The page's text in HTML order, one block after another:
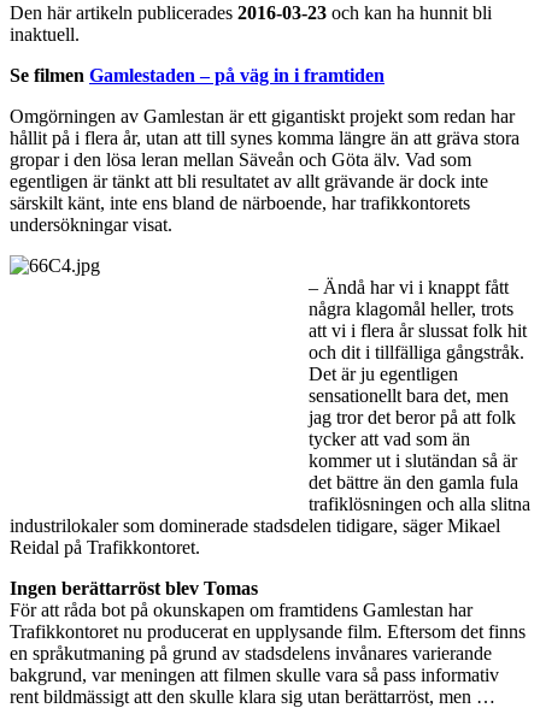
Den här artikeln publicerades 2016-03-23 och kan ha hunnit bli
inaktuell.
Se filmen Gamlestaden – på väg in i framtiden
Omgörningen av Gamlestan är ett gigantiskt projekt som redan har
hållit på i flera år, utan att till synes komma längre än att gräva stora
gropar i den lösa leran mellan Säveån och Göta älv. Vad som
egentligen är tänkt att bli resultatet av allt grävande är dock inte
särskilt känt, inte ens bland de närboende, har trafikkontorets
undersökningar visat.
– Ändå har vi i knappt fått
några klagomål heller, trots
att vi i flera år slussat folk hit
och dit i tillfälliga gångstråk.
Det är ju egentligen
sensationellt bara det, men
jag tror det beror på att folk
tycker att vad som än
kommer ut i slutändan så är
det bättre än den gamla fula
trafiklösningen och alla slitna
industrilokaler som dominerade stadsdelen tidigare, säger Mikael
Reidal på Trafikkontoret.
Ingen berättarröst blev Tomas
För att råda bot på okunskapen om framtidens Gamlestan har
Trafikkontoret nu producerat en upplysande film. Eftersom det finns
en språkutmaning på grund av stadsdelens invånares varierande
bakgrund, var meningen att filmen skulle vara så pass informativ
rent bildmässigt att den skulle klara sig utan berättarröst, men …